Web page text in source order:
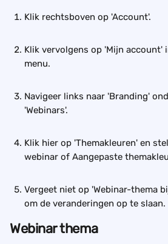
Klik rechtsboven op 'Account'.
Klik vervolgens op 'Mijn account'
menu.
Navigeer links naar 'Branding'
'Webinars'.
Klik hier op 'Themakleuren' en
webinar of Aangepaste
Vergeet niet op 'Webinar-thema
om de veranderingen op te slaan.
Webinar thema